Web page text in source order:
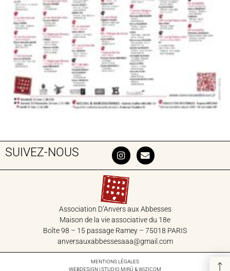
SUIVEZ-NOUS
Association D’Anvers aux Abbesses
Maison de la vie associative du 18‎e
Boîte 98 – 15 passage Ramey – 75018 PARIS
anversauxabbessesaaa@gmail.com
MENTIONS LÉGALES
WEBDESIGN | STUDIOMIRÚ &WIZICOM